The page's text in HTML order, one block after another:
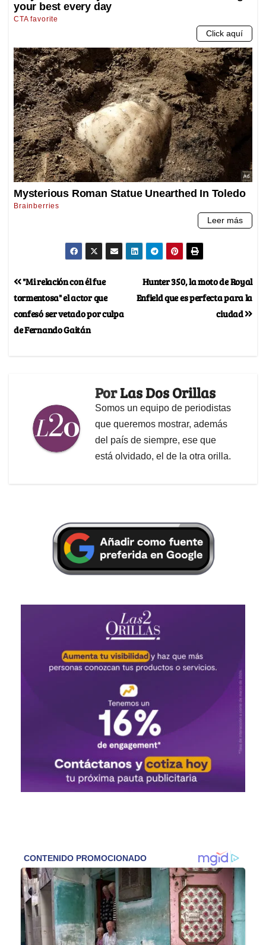
Hunter 350, la moto de Royal
Enfield que es perfecta para la
ciudad
"Mi relación con él fue
tormentosa" el actor que
confesó ser vetado por culpa
de Fernando Gaitán
PorLas Dos Orillas
Somos un equipo de periodistas
que queremos mostrar, además
del país de siempre, ese que
está olvidado, el de la otra orilla.